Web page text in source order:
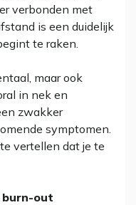
verbonden met
is een duidelijk
te raken.
maar ook
in nek en
zwakker
symptomen.
vertellen dat je te
burn-out